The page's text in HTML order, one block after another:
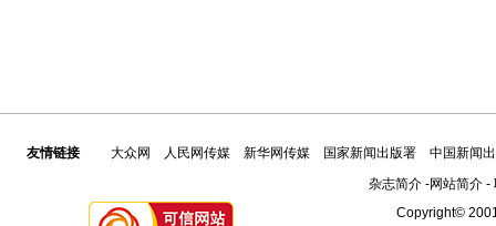
友情链接 大众网 人民网传媒 新华网传媒 国家新闻出版署
中国新闻
杂志简介-网站简介-
Copyright©